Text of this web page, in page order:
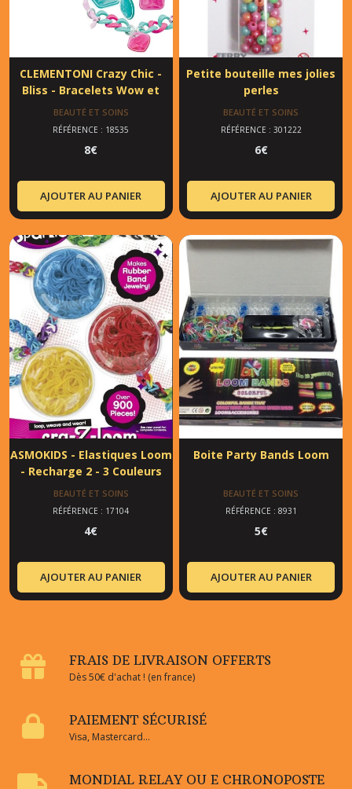
CLEMENTONI Crazy Chic -
Bliss - Bracelets Wow et
pendentifs
BEAUTÉ ET SOINS
RÉFÉRENCE : 18535
8€
AJOUTER AU PANIER
Petite bouteille mes jolies
perles
BEAUTÉ ET SOINS
RÉFÉRENCE : 301222
6€
AJOUTER AU PANIER
ASMOKIDS - Elastiques Loom
- Recharge 2 - 3 Couleurs
BEAUTÉ ET SOINS
RÉFÉRENCE : 17104
4€
AJOUTER AU PANIER
Boite Party Bands Loom
BEAUTÉ ET SOINS
RÉFÉRENCE : 8931
5€
AJOUTER AU PANIER
FRAIS DE LIVRAISON OFFERTS
Dès 50€ d'achat ! (en france)
PAIEMENT SÉCURISÉ
Visa, Mastercard...
MONDIAL RELAY OU E CHRONOPOSTE